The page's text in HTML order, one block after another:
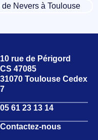
10 rue de Périgord
CS 47085
31070 Toulouse Cedex
7
05 61 23 13 14
Contactez-nous